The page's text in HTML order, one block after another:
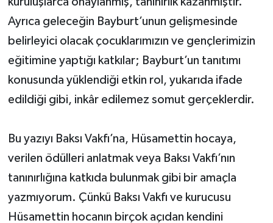
Ayrıca geleceğin Bayburt’unun gelişmesinde
belirleyici olacak çocuklarımızın ve gençlerimizin
eğitimine yaptığı katkılar; Bayburt’un tanıtımı
konusunda yüklendiği etkin rol, yukarıda ifade
edildiği gibi, inkâr edilemez somut gerçeklerdir.
Bu yazıyı Baksı Vakfı’na, Hüsamettin hocaya,
verilen ödülleri anlatmak veya Baksı Vakfı’nın
tanınırlığına katkıda bulunmak gibi bir amaçla
yazmıyorum. Çünkü Baksı Vakfı ve kurucusu
Hüsamettin hocanın birçok açıdan kendini